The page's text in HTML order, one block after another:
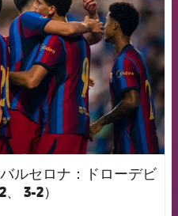
ルセロナ：ドローデビ
3-2）